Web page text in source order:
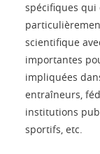
spécifiques qui
scientifique
importantes
impliquées
entraîneurs,
institutions
sportifs, etc.